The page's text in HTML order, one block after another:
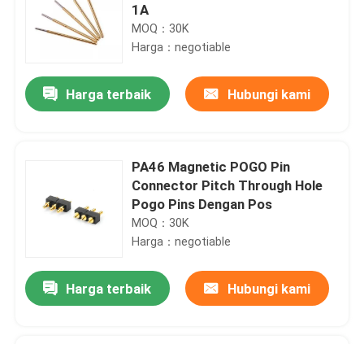
1A
MOQ：30K
Harga：negotiable
Harga terbaik Hubungi kami
PA46 Magnetic POGO Pin
Connector Pitch Through Hole
Pogo Pins Dengan Pos
MOQ：30K
Harga：negotiable
Harga terbaik Hubungi kami